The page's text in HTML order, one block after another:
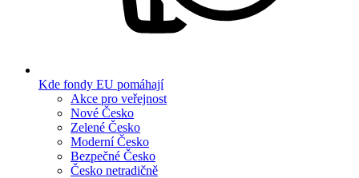
Kde fondy EU pomáhají
Akce pro veřejnost
Nové Česko
Zelené Česko
Moderní Česko
Bezpečné Česko
Česko netradičně